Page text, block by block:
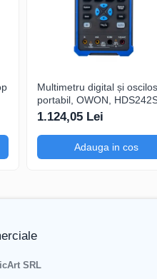
Multimetru digital și
portabil, OWON,
200mV-1kV, 200mA-
1.124,05 Lei
Adauga in cos
SRL